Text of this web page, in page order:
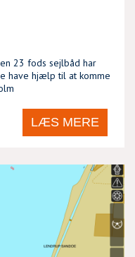
23 fods sejlbåd har
have hjælp til at komme
LÆS MERE